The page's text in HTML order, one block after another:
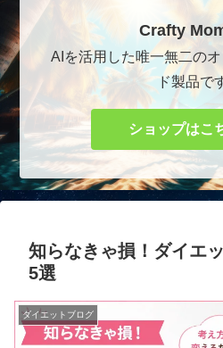
Crafty
AIを活用した唯一無二の
ド製品で
ショップはこ
知らなきゃ損！ダイエ
5選
ダイエットブログ